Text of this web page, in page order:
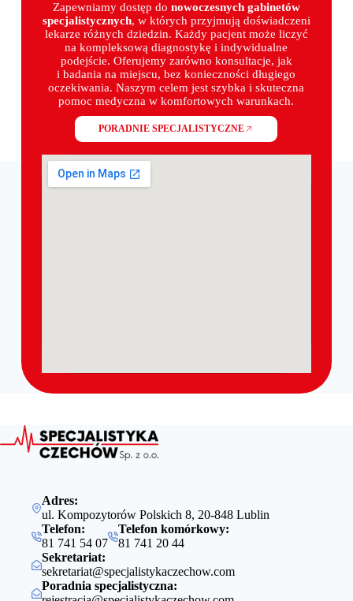
Zapewniamy dostęp do nowoczesnych gabinetów
specjalistycznych, w których przyjmują doświadczeni
lekarze różnych dziedzin. Każdy pacjent może liczyć
na kompleksową diagnostykę i indywidualne
podejście. Oferujemy zarówno konsultacje, jak
i badania na miejscu, bez konieczności długiego
oczekiwania. Naszym celem jest szybka i skuteczna
pomoc medyczna w komfortowych warunkach.
PORADNIE SPECJALISTYCZNE
Adres:
ul. Kompozytorów Polskich 8, 20-848 Lublin
Telefon:
81 741 54 07
Telefon komórkowy:
81 741 20 44
Sekretariat:
sekretariat@specjalistykaczechow.com
Poradnia specjalistyczna: